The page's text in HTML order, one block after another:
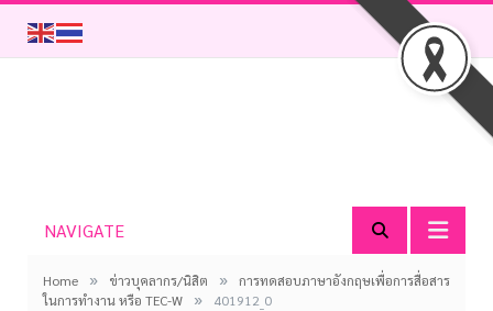
NAVIGATE
Home » ข่าวบุคลากร/นิสิต »
การทดสอบภาษาอังกฤษเพื่อการสื่อสาร
ในการทำงาน หรือ TEC-W
» 401912_0